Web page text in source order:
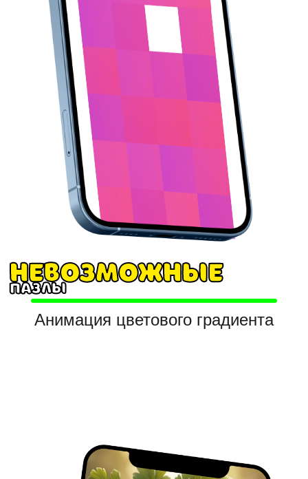
Невозможные
пазлы
Анимация цветового градиента